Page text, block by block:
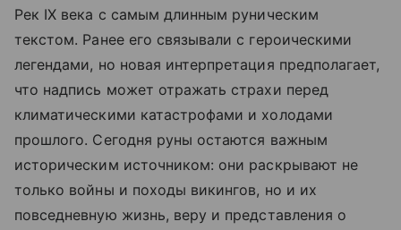
Рек IX века с самым длинным руническим
текстом. Ранее его связывали с героическими
легендами, но новая интерпретация предполагает,
что надпись может отражать страхи перед
климатическими катастрофами и холодами
прошлого. Сегодня руны остаются важным
историческим источником: они раскрывают не
только войны и походы викингов, но и их
повседневную жизнь, веру и представления о